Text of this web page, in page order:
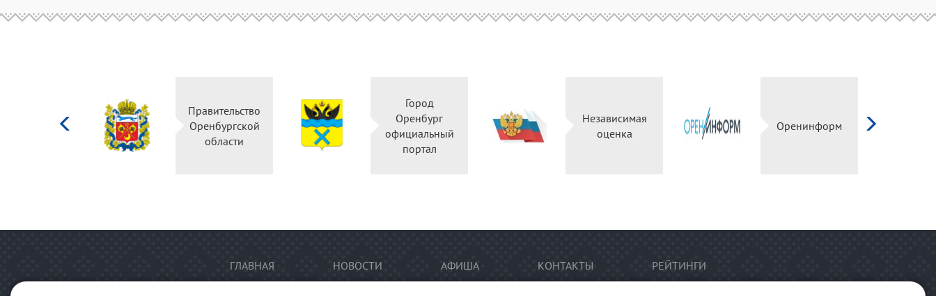
Правительство
Оренбургской
области
Город
Оренбург
официальный
портал
Независимая
оценка
Оренинформ
ГЛАВНАЯ НОВОСТИ АФИША КОНТАКТЫ РЕЙТИНГИ